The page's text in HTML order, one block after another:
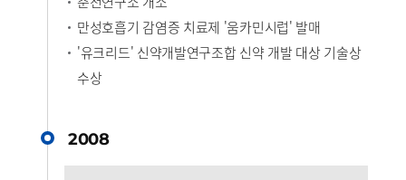
만성호흡기 감염증 치료제 '움카민시럽' 발매
'유크리드' 신약개발연구조합 신약 개발 대상 기술상
수상
2008